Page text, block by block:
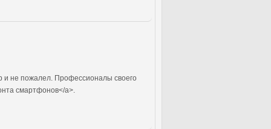
и не пожалел. Профессионалы своего
смартфонов</a>.